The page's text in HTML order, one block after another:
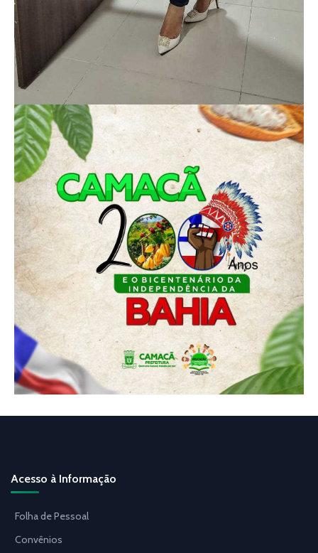
Acesso à Informação
Folha de Pessoal
Convênios